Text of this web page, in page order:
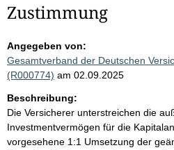
Zustimmung
Angegeben von:
Gesamtverband der Deutschen
(R000774) am 02.09.2025
Beschreibung:
Die Versicherer unterstreichen die
Investmentvermögen für die
vorgesehene 1:1 Umsetzung der